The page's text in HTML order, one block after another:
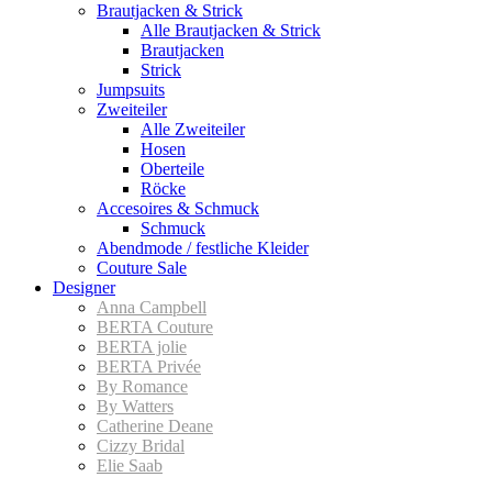
Braut­jacken & Strick
Alle Brautjacken & Strick
Braut­jacken
Strick
Jumpsuits
Zweiteiler
Alle Zweiteiler
Hosen
Oberteile
Röcke
Accesoires & Schmuck
Schmuck
Abendmode / festliche Kleider
Couture Sale
Designer
Anna Campbell
BERTA Couture
BERTA jolie
BERTA Privée
By Romance
By Watters
Catherine Deane
Cizzy Bridal
Elie Saab